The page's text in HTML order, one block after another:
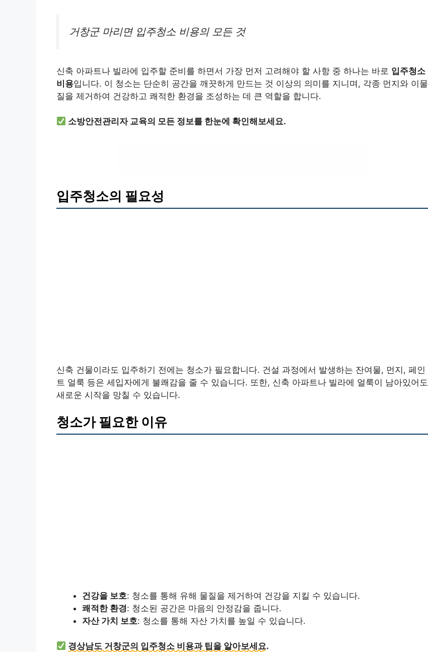
거창군 마리면 입주청소 비용의 모든 것
신축 아파트나 빌라에 입주할 준비를 하면서 가장 먼저 고려해야 할 사항 중 하나는 바로 입주청소
비용입니다. 이 청소는 단순히 공간을 깨끗하게 만드는 것 이상의 의미를 지니며, 각종 먼지와 이물
질을 제거하여 건강하고 쾌적한 환경을 조성하는 데 큰 역할을 합니다.
소방안전관리자 교육의 모든 정보를 한눈에 확인해보세요.
입주청소의 필요성
신축 건물이라도 입주하기 전에는 청소가 필요합니다. 건설 과정에서 발생하는 잔여물, 먼지, 페인
트 얼룩 등은 세입자에게 불쾌감을 줄 수 있습니다. 또한, 신축 아파트나 빌라에 얼룩이 남아있어도
새로운 시작을 망칠 수 있습니다.
청소가 필요한 이유
건강을 보호: 청소를 통해 유해 물질을 제거하여 건강을 지킬 수 있습니다.
쾌적한 환경: 청소된 공간은 마음의 안정감을 줍니다.
자산 가치 보호: 청소를 통해 자산 가치를 높일 수 있습니다.
경상남도 거창군의 입주청소 비용과 팁을 알아보세요.